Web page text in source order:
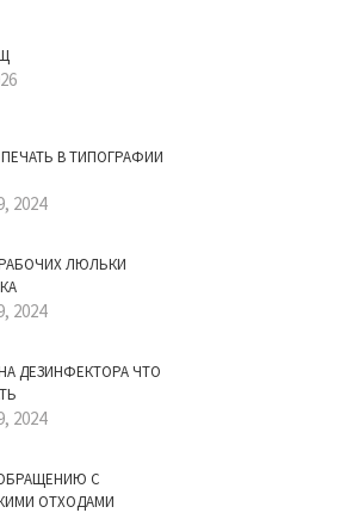
В ТИПОГРАФИИ
2024
ЛЮЛЬКИ
2024
ДЕЗИНФЕКТОРА ЧТО
2024
С
ОТХОДАМИ